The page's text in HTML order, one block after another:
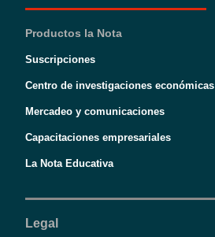
Productos la Nota
Suscripciones
Centro de investigaciones económicas
Mercadeo y comunicaciones
Capacitaciones empresariales
La Nota Educativa
Legal